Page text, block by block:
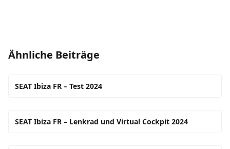
Ähnliche Beiträge
SEAT Ibiza FR – Test 2024
SEAT Ibiza FR – Lenkrad und Virtual Cockpit 2024